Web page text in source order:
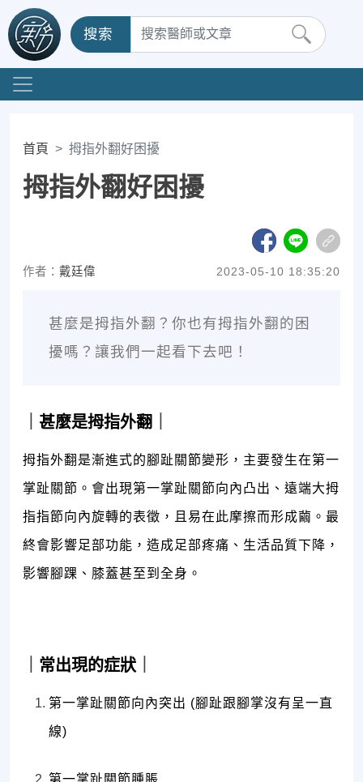
搜索
首頁 拇指外翻好困擾
拇指外翻好困擾
作者： 戴廷偉 2023-05-10 18:35:20
甚麼是拇指外翻？你也有拇指外翻的困
擾嗎？讓我們一起看下去吧！
甚麼是拇指外翻
拇指外翻是漸進式的腳趾關節變形，主要發生在第一
掌趾關節。會出現第一掌趾關節向內凸出、遠端大拇
指指節向內旋轉的表徵，且易在此摩擦而形成繭。最
終會影響足部功能，造成足部疼痛、生活品質下降，
影響腳踝、膝蓋甚至到全身。
常出現的症狀
第一掌趾關節向內突出 (腳趾跟腳掌沒有呈一直
線)